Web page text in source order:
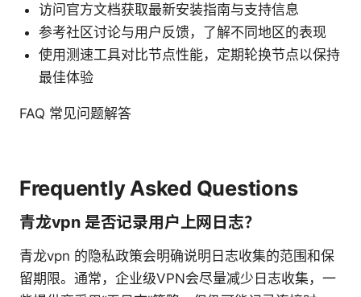
访问官方文档获取最新安装指南与支持信息
参考社区讨论与用户反馈，了解不同地区的表现
使用测速工具对比节点性能，定期轮换节点以保持
最佳体验
FAQ 常见问题解答
Frequently Asked Questions
青龙vpn 是否记录用户上网日志？
青龙vpn 的隐私政策会明确说明日志收集的范围和保
留期限。通常，企业级VPN会尽量减少日志收集，一